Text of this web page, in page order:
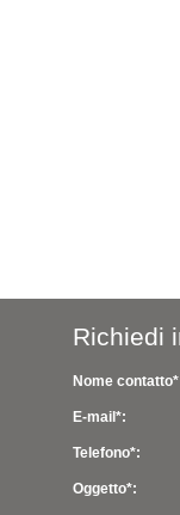
Richiedi
Nome
E-mail*:
Telefono*:
Oggetto*: